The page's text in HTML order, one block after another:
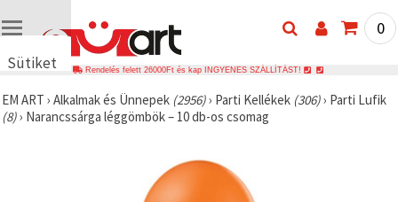
Sütiket
🍪 Cookie-
kat és
0
Rendelés felett 26000Ft és kap INGYENES SZÁLLÍTÁST!
EM ART › Alkalmak és Ünnepek (2956)› Parti Kellékek (306)› Parti Lufik
(8)› Narancssárga léggömbök – 10 db-os csomag